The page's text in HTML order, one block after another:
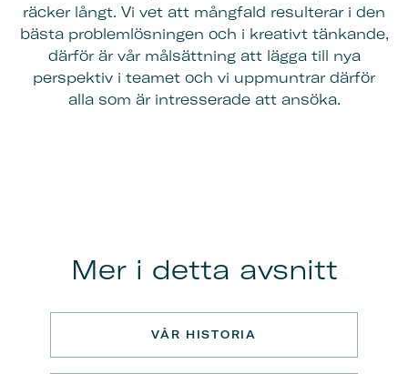
räcker långt. Vi vet att mångfald resulterar i den
bästa problemlösningen och i kreativt tänkande,
därför är vår målsättning att lägga till nya
perspektiv i teamet och vi uppmuntrar därför
alla som är intresserade att ansöka.
Mer i detta avsnitt
VÅR HISTORIA